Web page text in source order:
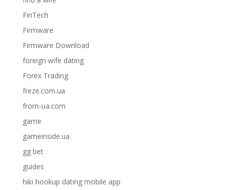
FinTech
Firmware
Firmware Download
foreign wife dating
Forex Trading
freze.com.ua
from-ua.com
game
gameinside.ua
gg bet
guides
hiki hookup dating mobile app